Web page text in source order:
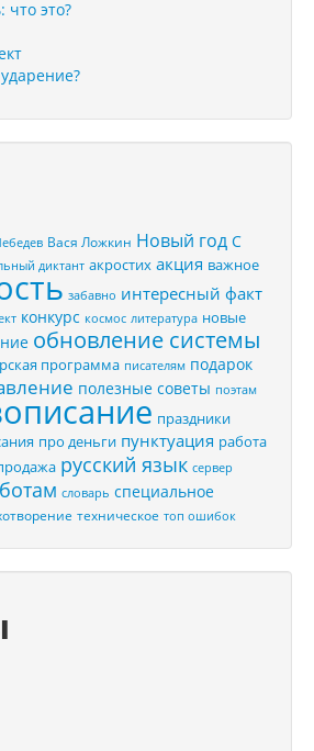
что это?
Вася Ложкин Новый год С
диктант акростих акция важное
забавно интересный факт
конкурс космос литература новые
обновление системы
программа писателям подарок
полезные советы поэтам
праздники
про деньги пунктуация работа
русский язык сервер
словарь специальное
техническое топ ошибок